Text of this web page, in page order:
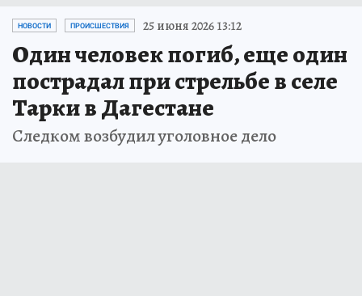
НОВОСТИ ПРОИСШЕСТВИЯ 25 июня 2026 13:12
Один человек погиб, еще один
пострадал при стрельбе в селе
Тарки в Дагестане
Следком возбудил уголовное дело